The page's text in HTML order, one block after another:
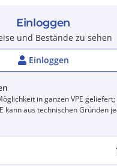
Einloggen
und Bestände zu sehen
Einloggen
in ganzen VPE geliefert;
kann aus technischen Gründen